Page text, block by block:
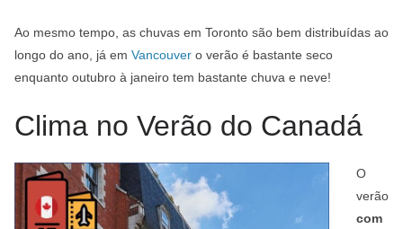
Ao mesmo tempo, as chuvas em Toronto são bem distribuídas ao
longo do ano, já em Vancouver o verão é bastante seco
enquanto outubro à janeiro tem bastante chuva e neve!
Clima no Verão do Canadá
O
verão
com